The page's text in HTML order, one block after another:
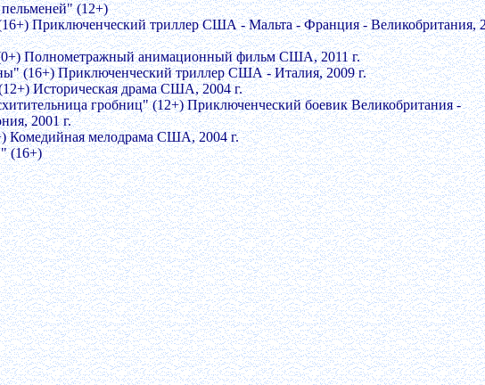
(12+)
Приключенческий триллер США - Мальта - Франция - Великобритания,
Полнометражный анимационный фильм США, 2011 г.
(16+) Приключенческий триллер США - Италия, 2009 г.
Историческая драма США, 2004 г.
гробниц" (12+) Приключенческий боевик Великобритания -
2001 г.
Комедийная мелодрама США, 2004 г.
(16+)